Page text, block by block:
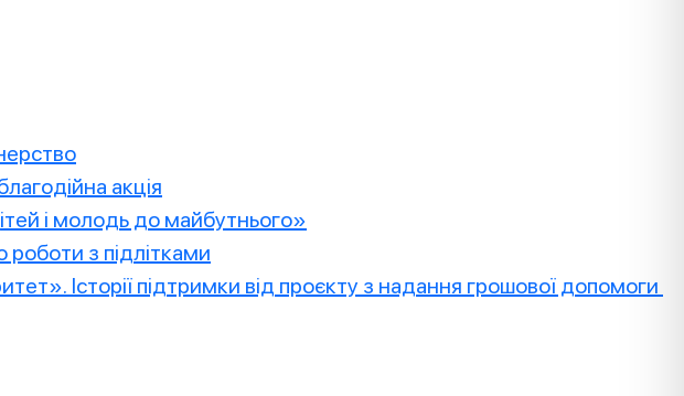
акція
і молодь до майбутнього»
роботи з підлітками
Історії підтримки від проєкту з надання грошової допомоги